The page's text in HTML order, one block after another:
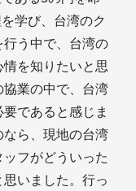
学び、台湾のク
行う中で、台湾の
を知りたいと思
業の中で、台湾
であると感じま
なら、現地の台湾
フがどういった
いました。行っ